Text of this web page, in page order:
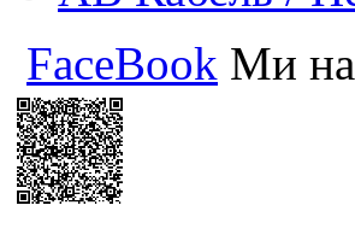
FaceBook Ми на